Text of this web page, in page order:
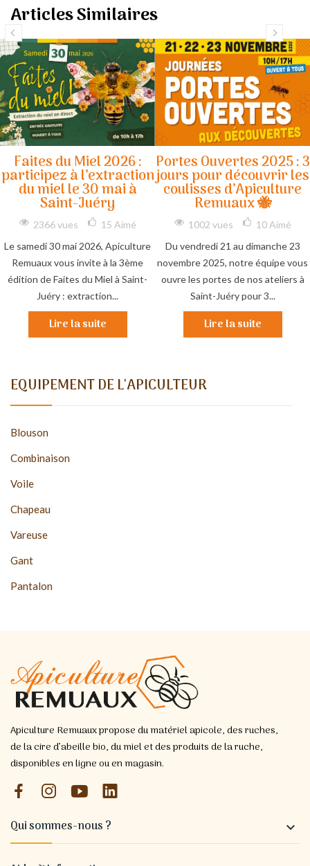
EQUIPEMENT DE L'APICULTEUR
Blouson
Combinaison
Voile
Chapeau
Vareuse
Gant
Pantalon
Articles Similaires
Faites du Miel 2026 :
participez à l’extraction
du miel le 30 mai à
Saint-Juéry
2366 vues 15 Aimé
Le samedi 30 mai 2026, Apiculture
Remuaux vous invite à la 3ème
édition de Faites du Miel à Saint-
Juéry : extraction...
Lire la suite
Portes Ouvertes 2025 : 3
jours pour découvrir les
coulisses d’Apiculture
Remuaux 🐝
1002 vues 10 Aimé
Du vendredi 21 au dimanche 23
novembre 2025, notre équipe vous
ouvre les portes de nos ateliers à
Saint-Juéry pour 3...
Lire la suite
Apiculture Remuaux propose du matériel apicole, des ruches,
de la cire d’abeille bio, du miel et des produits de la ruche,
disponibles en ligne ou en magasin.
Qui sommes-nous ? 